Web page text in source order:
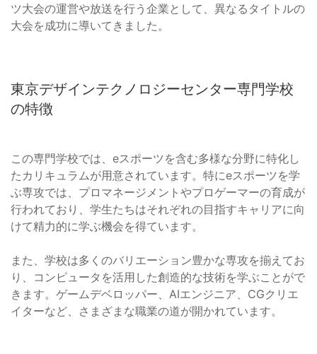
ツ大会の運営や放送を行う企業として、異なるタイトルの
大会を成功に導いてきました。
東京デザインテクノロジーセンター専門学校
の特徴
この専門学校では、eスポーツを含む多様な分野に特化し
たカリキュラムが用意されています。特にeスポーツを学
ぶ専攻では、プロマネージメントやプロゲーマーの育成が
行われており、学生たちはそれぞれの目指すキャリアに向
けて精力的に学ぶ機会を得ています。
また、学校は多くのバリエーション豊かな専攻を揃えてお
り、コンピュータを活用した創造的な技術を学ぶことがで
きます。ゲームデベロッパー、AIエンジニア、CGクリエ
イターなど、さまざまな職業の道が開かれています。